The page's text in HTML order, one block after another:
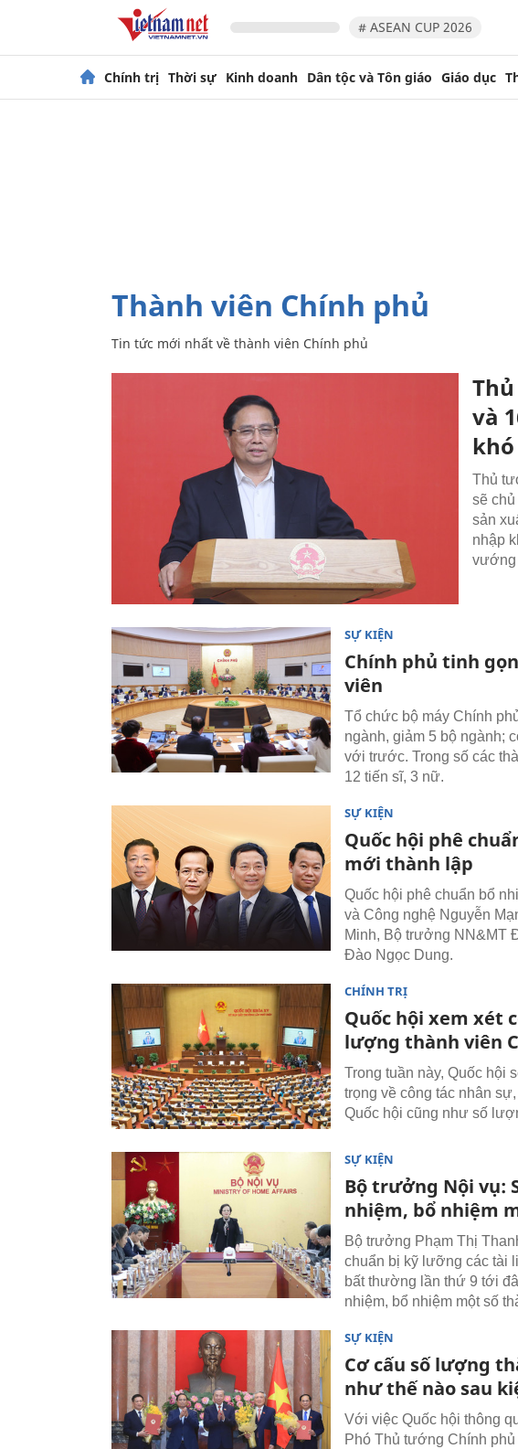
# ASEAN CUP 2026
Chính trị Thời sự Kinh doanh Dân tộc và Tôn giáo Giáo dục
thành viên Chính phủ
Tin tức mới nhất về thành viên Chính phủ
và
Thủ
sẽ
sản
nhập
vướng
SỰ KIỆN
Chính phủ tinh
viên
Tổ chức bộ máy Chính
ngành, giảm 5 bộ ngành;
với trước. Trong số các
12 tiến sĩ, 3 nữ.
SỰ KIỆN
Quốc hội phê
mới thành lập
Quốc hội phê chuẩn bổ
và Công nghệ Nguyễn
Minh, Bộ trưởng NN&MT
Đào Ngọc Dung.
CHÍNH TRỊ
Quốc hội xem xét
lượng thành viên
Trong tuần này, Quốc hội
trọng về công tác nhân
Quốc hội cũng như số
SỰ KIỆN
Bộ trưởng Nội vụ:
nhiệm, bổ nhiệm
Bộ trưởng Phạm Thị
chuẩn bị kỹ lưỡng các tài
bất thường lần thứ 9 tới
nhiệm, bổ nhiệm một số
SỰ KIỆN
Cơ cấu số lượng
như thế nào sau
Với việc Quốc hội thông
Phó Thủ tướng Chính